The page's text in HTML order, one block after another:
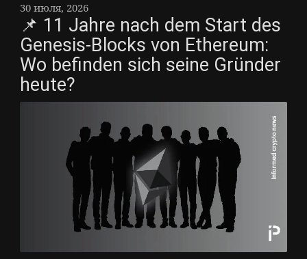
30 июля, 2026
📌 11 Jahre nach dem Start des
Genesis-Blocks von Ethereum:
Wo befinden sich seine Gründer
heute?